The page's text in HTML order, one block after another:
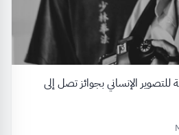
للتصوير الإنساني بجوائز تصل إلى